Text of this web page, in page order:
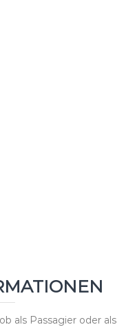
als Passagier oder als